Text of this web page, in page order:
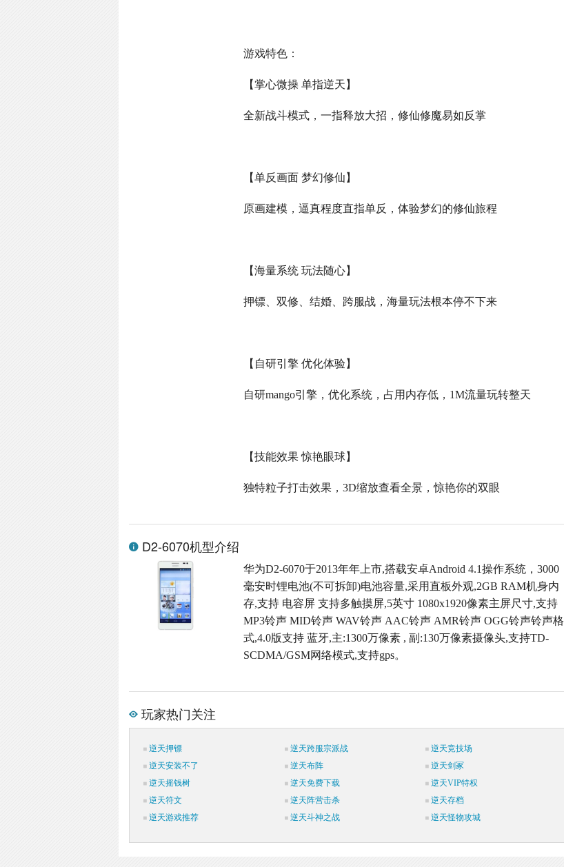
游戏特色：
【掌心微操 单指逆天】
全新战斗模式，一指释放大招，修仙修魔易如反掌
【单反画面 梦幻修仙】
原画建模，逼真程度直指单反，体验梦幻的修仙旅程
【海量系统 玩法随心】
押镖、双修、结婚、跨服战，海量玩法根本停不下来
【自研引擎 优化体验】
自研mango引擎，优化系统，占用内存低， 1M流量玩转整天
【技能效果 惊艳眼球】
独特粒子打击效果，3D缩放查看全景，惊艳你的双眼
D2-6070机型介绍
华为D2-6070于2013年年上市,搭载安卓Android 4.1操作系统，3000
毫安时锂电池(不可拆卸)电池容量,采用直板外观,2GB RAM机身内
存,支持 电容屏 支持多触摸屏,5英寸 1080x1920像素主屏尺寸,支持
MP3铃声 MID铃声 WAV铃声 AAC铃声 AMR铃声 OGG铃声铃声格
式,4.0版支持 蓝牙,主:1300万像素 , 副:130万像素摄像头,支持TD-
SCDMA/GSM网络模式,支持gps。
玩家热门关注
逆天押镖 逆天跨服宗派战
逆天竞技场
逆天安装不了
逆天布阵
逆天剑冢
逆天摇钱树
逆天免费下载
逆天VIP特权
逆天符文
逆天阵营击杀
逆天存档
逆天游戏推荐
逆天斗神之战 逆天怪物攻城